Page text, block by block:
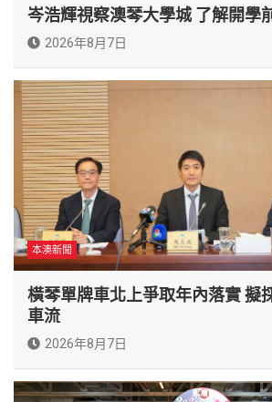
岑浩輝視察澳琴大學城 了解開學
2026年8月7日
本澳新聞
橫琴單牌車北上爭取年內落實 擬
車流
2026年8月7日